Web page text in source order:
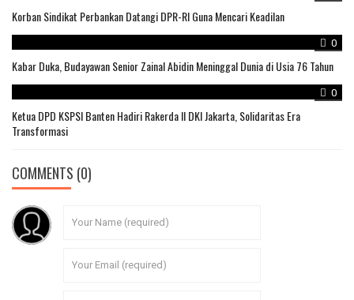
Korban Sindikat Perbankan Datangi DPR-RI Guna Mencari Keadilan
0
Kabar Duka, Budayawan Senior Zainal Abidin Meninggal Dunia di Usia 76 Tahun
0
Ketua DPD KSPSI Banten Hadiri Rakerda II DKI Jakarta, Solidaritas Era
Transformasi
COMMENTS (0)